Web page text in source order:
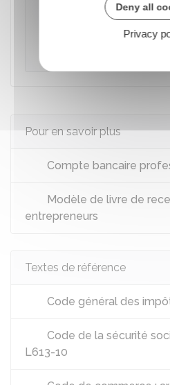
il est recommandé
bancaire dédié à votre
Pour en savoir plus
Compte bancaire
Modèle de livre de
entrepreneurs
Textes de référence
Code général des
Code de la sécurité
L613-10
Deny all
Privacy